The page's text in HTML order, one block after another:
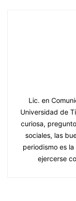
Lic. en
Universidad de
curiosa,
sociales, las
periodismo es
ejercerse